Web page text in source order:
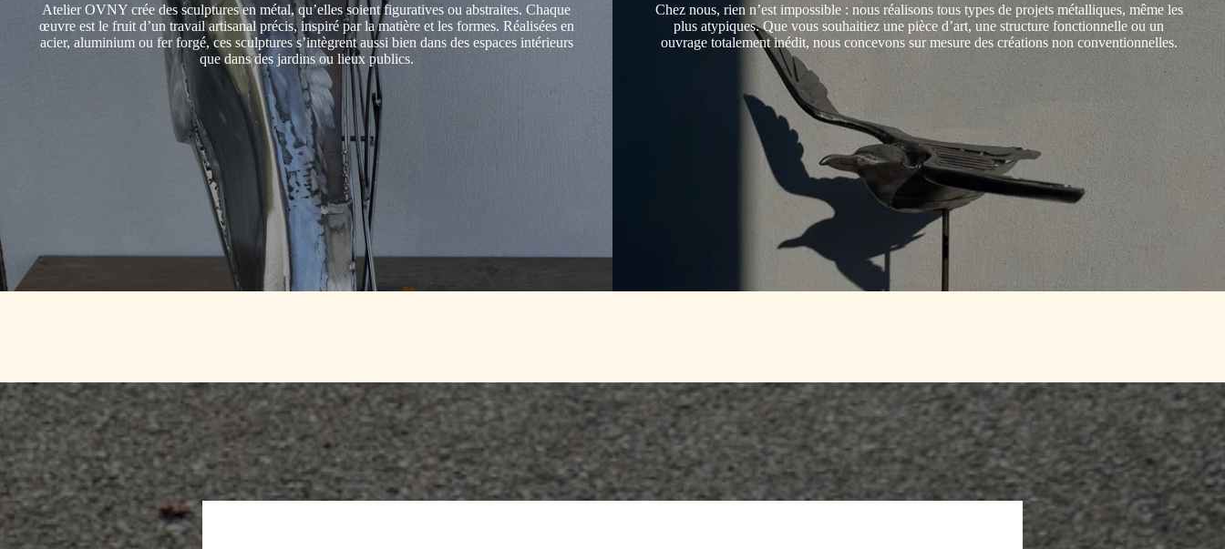
Atelier OVNY crée des sculptures en métal, qu’elles soient figuratives ou abstraites. Chaque
œuvre est le fruit d’un travail artisanal précis, inspiré par la matière et les formes. Réalisées en
acier, aluminium ou fer forgé, ces sculptures s’intègrent aussi bien dans des espaces intérieurs
que dans des jardins ou lieux publics.
Chez nous, rien n’est impossible : nous réalisons tous types de projets métalliques, même les
plus atypiques. Que vous souhaitiez une pièce d’art, une structure fonctionnelle ou un
ouvrage totalement inédit, nous concevons sur mesure des créations non conventionnelles.